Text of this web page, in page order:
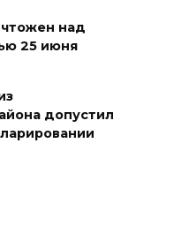
за ночь
над
25 июня
допустил